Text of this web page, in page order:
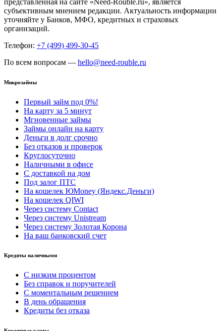
субъективным мнением редакции. Актуальность информации
уточняйте у Банков, МФО, кредитных и страховых
организаций.
Телефон: +7 (499) 499-30-45
По всем вопросам — hello@need-rouble.ru
Микрозаймы
Первый займ под 0%!
На карту за 5 минут
Мгновенные займы
Займы онлайн на карту
Деньги в долг срочно
Без отказов и проверок
Круглосуточно
Наличными в офисе
С доставкой на дом
Под залог ПТС
На кошелек ЮMoney (Яндекс.Деньги)
На кошелек QIWI
Через систему Contact
Через систему Unistream
Через систему Золотая Корона
На ваш банковский счет
Кредиты наличными
С низким процентом
Без справок и поручителей
С моментальным решением
В день обращения
Кредиты без отказа